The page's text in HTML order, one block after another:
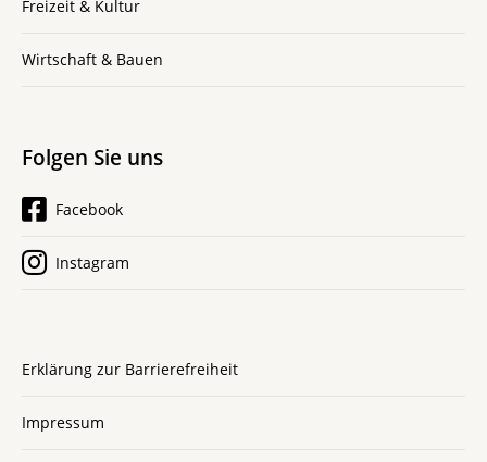
Freizeit & Kultur
Wirtschaft & Bauen
Folgen Sie uns
Facebook
Instagram
Erklärung zur Barrierefreiheit
Impressum